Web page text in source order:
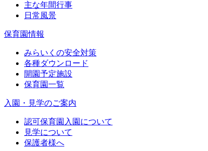
主な年間行事
日常風景
保育園情報
みらいくの安全対策
各種ダウンロード
開園予定施設
保育園一覧
入園・見学のご案内
認可保育園入園について
見学について
保護者様へ